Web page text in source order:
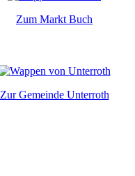
Zum Markt Buch
Zur Gemeinde Unterroth